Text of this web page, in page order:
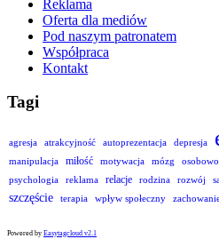
Reklama
Oferta dla mediów
Pod naszym patronatem
Współpraca
Kontakt
Tagi
agresja atrakcyjność autoprezentacja depresja
manipulacja
miłość motywacja mózg
psychologia
reklama relacje rodzina rozwój
szczęście terapia wpływ społeczny
Powered by Easytagcloud v2.1